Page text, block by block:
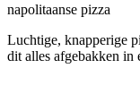
napolitaanse pizza
Luchtige, knapperige
dit alles afgebakken in